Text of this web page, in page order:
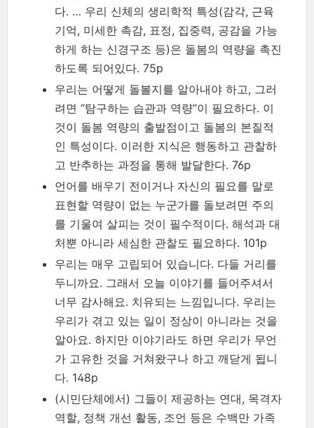
다. … 우리 신체의 생리학적 특성(감각, 근육
기억, 미세한 촉감, 표정, 집중력, 공감을 가능
하게 하는 신경구조 등)은 돌봄의 역량을 촉진
하도록 되어있다. 75p
우리는 어떻게 돌볼지를 알아내야 하고, 그러
려면 “탐구하는 습관과 역량”이 필요하다. 이
것이 돌봄 역량의 출발점이고 돌봄의 본질적
인 특성이다. 이러한 지식은 행동하고 관찰하
고 반추하는 과정을 통해 발달한다. 76p
언어를 배우기 전이거나 자신의 필요를 말로
표현할 역량이 없는 누군가를 돌보려면 주의
를 기울여 살피는 것이 필수적이다. 해석과 대
처뿐 아니라 세심한 관찰도 필요하다. 101p
우리는 매우 고립되어 있습니다. 다들 거리를
두니까요. 그래서 오늘 이야기를 들어주셔서
너무 감사해요. 치유되는 느낌입니다. 우리는
우리가 겪고 있는 일이 정상이 아니라는 것을
알아요. 하지만 이야기라도 하면 우리가 무언
가 고유한 것을 거쳐왔구나 하고 깨닫게 됩니
다. 148p
(시민단체에서) 그들이 제공하는 연대, 목격자
역할, 정책 개선 활동, 조언 등은 수백만 가족